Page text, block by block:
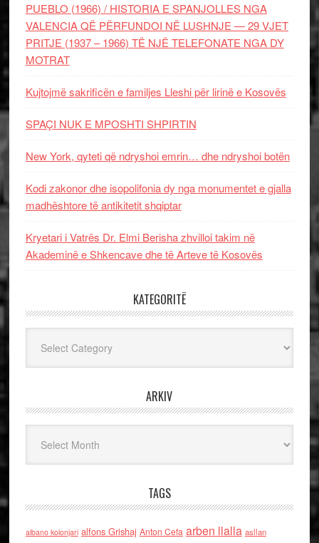
PUEBLO (1966) / HISTORIA E SPANJOLLES NGA
VALENCIA QË PËRFUNDOI NË LUSHNJE — 29 VJET
PRITJE (1937 – 1966) TË NJË TELEFONATE NGA DY
MOTRAT
Kujtojmë sakrificën e familjes Lleshi për lirinë e Kosovës
SPAÇI NUK E MPOSHTI SHPIRTIN
New York, qyteti që ndryshoi emrin… dhe ndryshoi botën
Kodi zakonor dhe isopolifonia dy nga monumentet e gjalla
madhështore të antikitetit shqiptar
Kryetari i Vatrës Dr. Elmi Berisha zhvilloi takim në
Akademinë e Shkencave dhe të Arteve të Kosovës
KATEGORITË
ARKIV
TAGS
albano kolonjari alfons Grishaj Anton Cefa arben llalla asllan